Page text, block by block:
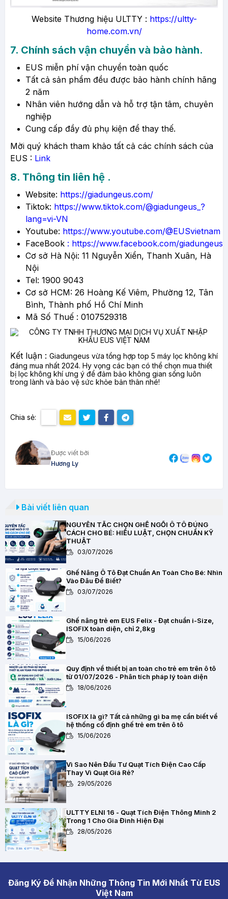
Website Thương hiệu ULTTY : https://ultty-
home.com.vn/
7. Chính sách vận chuyển và bảo hành.
EUS miễn phí vận chuyển toàn quốc
Tất cả sản phẩm đều được bảo hành chính hãng
2 năm
Nhân viên hướng dẫn và hỗ trợ tận tâm, chuyên
nghiệp
Cung cấp đầy đủ phụ kiện để thay thế.
Mời quý khách tham khảo tất cả các chính sách của
EUS : Link
8. Thông tin liên hệ .
Website: https://giadungeus.com/
Tiktok: https://www.tiktok.com/@giadungeus_?
lang=vi-VN
Youtube: https://www.youtube.com/@EUSvietnam
FaceBook : https://www.facebook.com/giadungeus
Cơ sở Hà Nội: 11 Nguyễn Xiển, Thanh Xuân, Hà
Nội
Tel: 1900 9043
Cơ sở HCM: 26 Hoàng Kế Viêm, Phường 12, Tân
Bình, Thành phố Hồ Chí Minh
Mã Số Thuế : 0107529318
Kết luận : Giadungeus vừa tổng hợp top 5 máy lọc không khí
đáng mua nhất 2024. Hy vọng các bạn có thể chọn mua thiết
bị lọc không khí ưng ý để đảm bảo không gian sống luôn
trong lành và bảo vệ sức khỏe bản thân nhé!
Chia sẻ:
Được viết bởi
Hương Ly
Bài viết liên quan
NGUYÊN TẮC CHỌN GHẾ NGỒI Ô TÔ ĐÚNG
CÁCH CHO BÉ: HIỂU LUẬT, CHỌN CHUẨN KỸ
THUẬT
03/07/2026
Ghế Nâng Ô Tô Đạt Chuẩn An Toàn Cho Bé: Nhìn
Vào Đâu Để Biết?
03/07/2026
Ghế nâng trẻ em EUS Felix - Đạt chuẩn i-Size,
ISOFIX toàn diện, chỉ 2,8kg
15/06/2026
Quy định về thiết bị an toàn cho trẻ em trên ô tô
từ 01/07/2026 - Phân tích pháp lý toàn diện
18/06/2026
ISOFIX là gì? Tất cả những gì ba mẹ cần biết về
hệ thống cố định ghế trẻ em trên ô tô
15/06/2026
Vì Sao Nên Đầu Tư Quạt Tích Điện Cao Cấp
Thay Vì Quạt Giá Rẻ?
29/05/2026
ULTTY ELNI 16 - Quạt Tích Điện Thông Minh 2
Trong 1 Cho Gia Đình Hiện Đại
28/05/2026
28/05/2026
Đăng Ký Để Nhận Những Thông Tin Mới Nhất Từ EUS
Việt Nam